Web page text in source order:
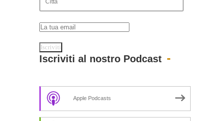
Iscriviti al nostro Podcast
Apple Podcasts